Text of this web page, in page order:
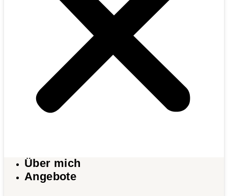
Über mich
Angebote